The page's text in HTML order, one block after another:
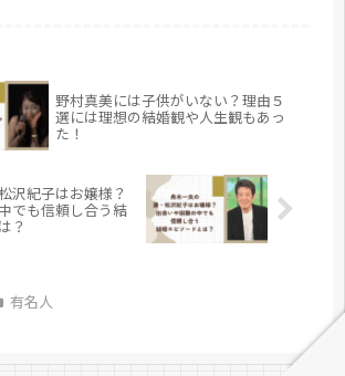
野村真美には子供がいない？理由５
選には理想の結婚観や人生観もあっ
た！
沢紀子はお嬢様？
でも信頼し合う結
？
有名人